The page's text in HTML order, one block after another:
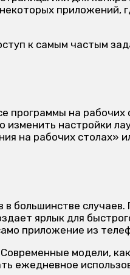
приложений,
к самым частым
на рабочих
настройки
на рабочих столах»
большинстве случаев.
ярлык для
приложение из
модели,
ежедневное